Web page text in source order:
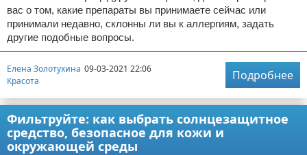
вас о том, какие препараты вы принимаете сейчас или
принимали недавно, склонны ли вы к аллергиям, задать
другие подобные вопросы.
Елена Золотухина 09-03-2021 22:06
Красота
Подробнее
Фильтруйте: как выбрать солнцезащитное
средство, безопасное для кожи и
окружающей среды